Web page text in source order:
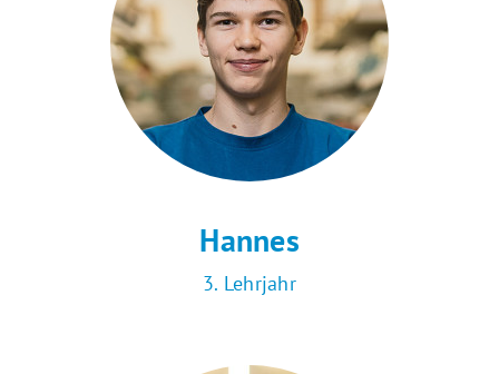
Hannes
3. Lehrjahr